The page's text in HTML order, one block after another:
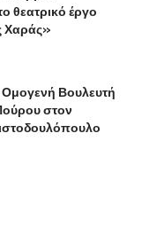
θεατρικό έργο
Χαράς»
Βουλευτή
στον